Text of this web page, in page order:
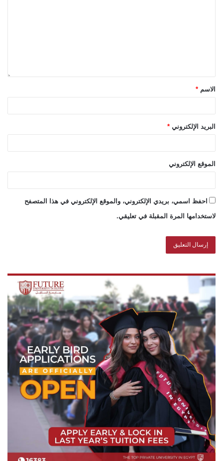
الاسم *
البريد الإلكتروني *
الموقع الإلكتروني
احفظ اسمي، بريدي الإلكتروني، والموقع الإلكتروني في هذا المتصفح
لاستخدامها المرة المقبلة في تعليقي.